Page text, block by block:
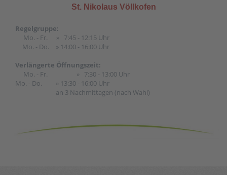
St. Nikolaus Völlkofen
Regelgruppe:
Mo. - Fr.
» 7:45 - 12:15 Uhr
Mo. - Do.
» 14:00 - 16:00 Uhr
Verlängerte Öffnungszeit:
Mo. - Fr.
» 7:30 - 13:00 Uhr
Mo. - Do.
» 13:30 - 16:00 Uhr
an 3 Nachmittagen (nach Wahl)